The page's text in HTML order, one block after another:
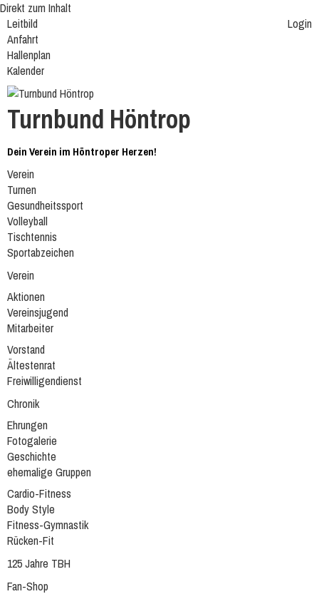
Direkt zum Inhalt
Login
Leitbild
Anfahrt
Hallenplan
Kalender
Turnbund Höntrop
Dein Verein im Höntroper Herzen!
Verein
Turnen
Gesundheitssport
Volleyball
Tischtennis
Sportabzeichen
Verein
Aktionen
Vereinsjugend
Mitarbeiter
Vorstand
Ältestenrat
Freiwilligendienst
Chronik
Ehrungen
Fotogalerie
Geschichte
ehemalige Gruppen
Cardio-Fitness
Body Style
Fitness-Gymnastik
Rücken-Fit
125 Jahre TBH
Fan-Shop